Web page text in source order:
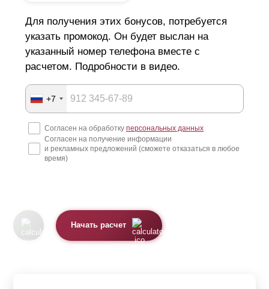
Для получения этих бонусов, потребуется
указать промокод. Он будет выслан на
указанный номер телефона вместе с
расчетом. Подробности в видео.
+7
Согласен на обработку персональных данных
Согласен на получение информации
и рекламных предложений (сможете отказаться в любое
время)
Начать расчет